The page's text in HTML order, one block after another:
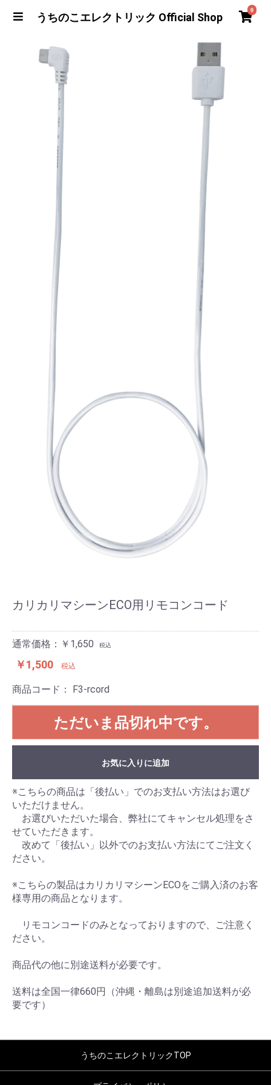
うちのこエレクトリック Official Shop
0
カリカリマシーンECO用リモコンコード
通常価格：￥1,650 税込
￥1,500 税込
商品コード： F3-rcord
ただいま品切れ中です。
お気に入りに追加
※こちらの商品は「後払い」でのお支払い方法はお選び
いただけません。
お選びいただいた場合、弊社にてキャンセル処理をさ
せていただきます。
改めて「後払い」以外でのお支払い方法にてご注文く
ださい。
※こちらの製品はカリカリマシーンECOをご購入済のお客
様専用の商品となります。
リモコンコードのみとなっておりますので、ご注意く
ださい。
商品代の他に別途送料が必要です。
送料は全国一律660円（沖縄・離島は別途追加送料が必
要です）
うちのこエレクトリックTOP